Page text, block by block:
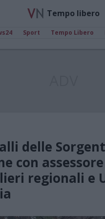
Tempo libero
Sport Tempo Libero
delle
con
regionali e